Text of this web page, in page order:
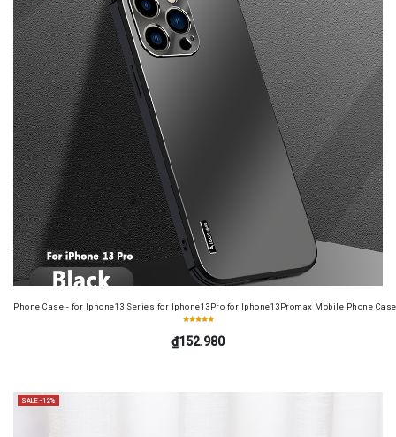
Phone Case - for Iphone13 Series for Iphone13Pro for Iphone13Promax Mobile Phone
₫152.980
SALE -12%